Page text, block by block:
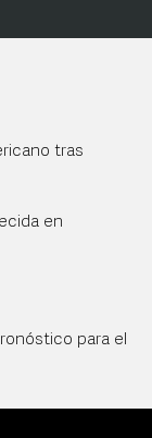
tras
en
para el